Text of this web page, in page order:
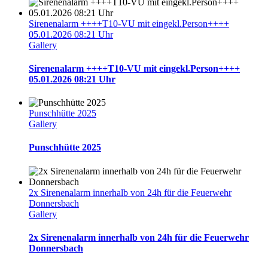
Sirenenalarm ++++T10-VU mit eingekl.Person++++
05.01.2026 08:21 Uhr
Gallery
Sirenenalarm ++++T10-VU mit eingekl.Person++++
05.01.2026 08:21 Uhr
Punschhütte 2025
Gallery
Punschhütte 2025
2x Sirenenalarm innerhalb von 24h für die Feuerwehr
Donnersbach
Gallery
2x Sirenenalarm innerhalb von 24h für die Feuerwehr
Donnersbach